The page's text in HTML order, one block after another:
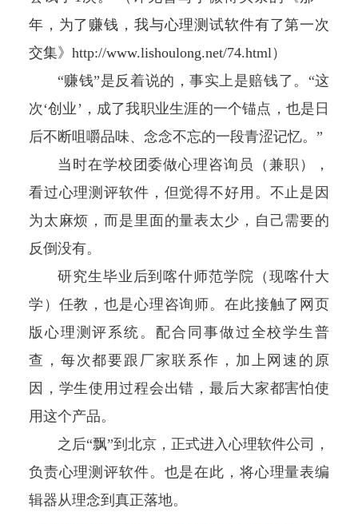
年，为了赚钱，我与心理测试软件有了第一次
交集》 http://www.lishoulong.net/74.html ）
“赚钱”是反着说的，事实上是赔钱了。“这
次‘创业’，成了我职业生涯的一个锚点，也是日
后不断咀嚼品味、念念不忘的一段青涩记忆。”
当时在学校团委做心理咨询员（兼职），
看过心理测评软件，但觉得不好用。不止是因
为太麻烦，而是里面的量表太少，自己需要的
反倒没有。
研究生毕业后到喀什师范学院（现喀什大
学）任教，也是心理咨询师。在此接触了网页
版心理测评系统。配合同事做过全校学生普
查，每次都要跟厂家联系作，加上网速的原
因，学生使用过程会出错，最后大家都害怕使
用这个产品。
之后“飘”到北京，正式进入心理软件公司，
负责心理测评软件。也是在此，将心理量表编
辑器从理念到真正落地。